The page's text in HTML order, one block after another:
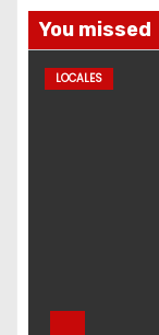
You missed
LOCALES